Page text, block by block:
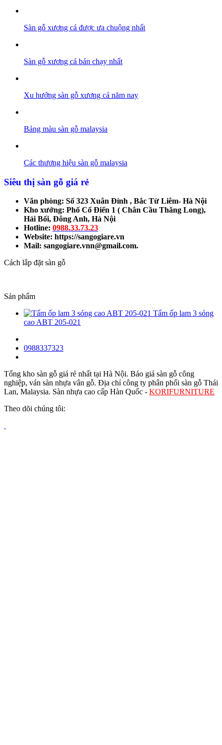
Sàn gỗ xương cá được ưa chuộng nhất
Sàn gỗ xương cá bán chạy nhất
Xu hướng sàn gỗ xương cá năm nay
Bảng màu sàn gỗ malaysia
Các thương hiệu sàn gỗ malaysia
Siêu thị sàn gỗ giá rẻ
Văn phòng: Số 323 Xuân Đỉnh , Bắc Từ Liêm- Hà Nội
Kho xưởng: Phố Cổ Điển 1 ( Chân Cầu Thăng Long),
Hải Bối, Đông Anh, Hà Nội
Hotline: 0988.33.73.23
Website: https://sangogiare.vn
Mail: sangogiare.vnn@gmail.com.
Cách lắp đặt sàn gỗ
Sản phẩm
Tấm ốp lam 3 sóng
cao ABT 205-021
0988337323
Tổng kho sàn gỗ giá rẻ nhất tại Hà Nội. Báo giá sàn gỗ công
nghiệp, ván sàn nhựa vân gỗ. Địa chỉ công ty phân phối sàn gỗ Thái
Lan, Malaysia. Sàn nhựa cao cấp Hàn Quốc - KORIFURNITURE
Theo dõi chúng tôi: